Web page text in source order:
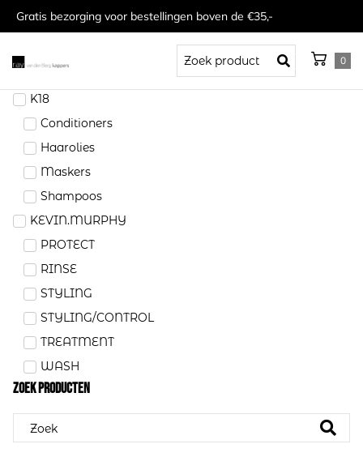
Gratis bezorging voor bestellingen boven de €35,-
0
K18
Conditioners
Haarolies
Maskers
Shampoos
KEVIN.MURPHY
PROTECT
RINSE
STYLING
STYLING/CONTROL
TREATMENT
WASH
Zoek producten